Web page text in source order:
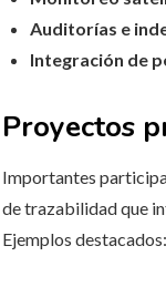
Auditorías e
Integración de
Proyectos
Importantes
de trazabilidad que
Ejemplos destacados: